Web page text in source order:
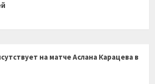
на матче Аслана Карацева в